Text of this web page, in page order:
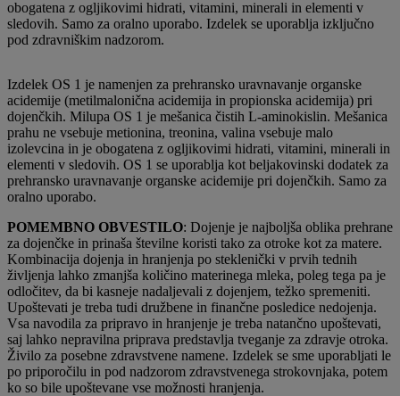
obogatena z ogljikovimi hidrati, vitamini, minerali in elementi v
sledovih. Samo za oralno uporabo. Izdelek se uporablja izključno
pod zdravniškim nadzorom.
Izdelek OS 1 je namenjen za prehransko uravnavanje organske
acidemije (metilmalonična acidemija in propionska acidemija) pri
dojenčkih. Milupa OS 1 je mešanica čistih L-aminokislin. Mešanica
prahu ne vsebuje metionina, treonina, valina vsebuje malo
izolevcina in je obogatena z ogljikovimi hidrati, vitamini, minerali in
elementi v sledovih. OS 1 se uporablja kot beljakovinski dodatek za
prehransko uravnavanje organske acidemije pri dojenčkih. Samo za
oralno uporabo.
POMEMBNO OBVESTILO: Dojenje je najboljša oblika prehrane
za dojenčke in prinaša številne koristi tako za otroke kot za matere.
Kombinacija dojenja in hranjenja po steklenički v prvih tednih
življenja lahko zmanjša količino materinega mleka, poleg tega pa je
odločitev, da bi kasneje nadaljevali z dojenjem, težko spremeniti.
Upoštevati je treba tudi družbene in finančne posledice nedojenja.
Vsa navodila za pripravo in hranjenje je treba natančno upoštevati,
saj lahko nepravilna priprava predstavlja tveganje za zdravje otroka.
Živilo za posebne zdravstvene namene. Izdelek se sme uporabljati le
po priporočilu in pod nadzorom zdravstvenega strokovnjaka, potem
ko so bile upoštevane vse možnosti hranjenja.